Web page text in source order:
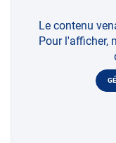
Le contenu
Pour l'afficher,